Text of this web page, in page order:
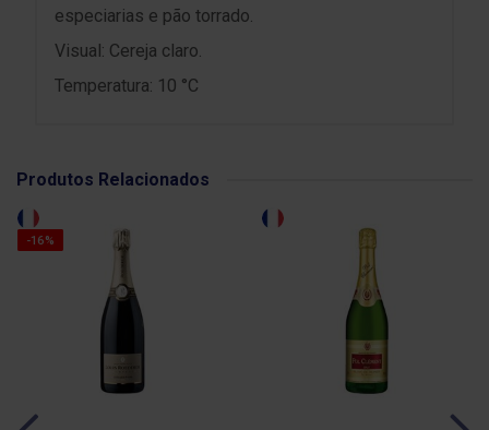
especiarias e pão torrado.
Visual: Cereja claro.
Temperatura: 10 °C
Produtos Relacionados
-16%